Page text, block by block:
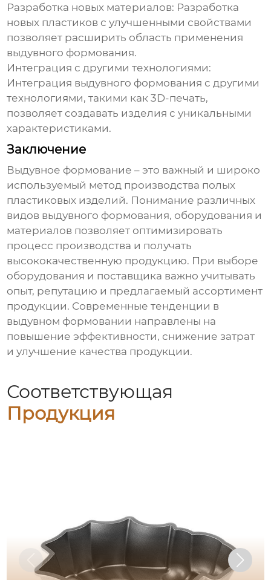
Разработка новых материалов: Разработка
новых пластиков с улучшенными свойствами
позволяет расширить область применения
выдувного формования.
Интеграция с другими технологиями:
Интеграция выдувного формования с другими
технологиями, такими как 3D-печать,
позволяет создавать изделия с уникальными
характеристиками.
Заключение
Выдувное формование – это важный и широко
используемый метод производства полых
пластиковых изделий. Понимание различных
видов выдувного формования, оборудования и
материалов позволяет оптимизировать
процесс производства и получать
высококачественную продукцию. При выборе
оборудования и поставщика важно учитывать
опыт, репутацию и предлагаемый ассортимент
продукции. Современные тенденции в
выдувном формовании направлены на
повышение эффективности, снижение затрат
и улучшение качества продукции.
Соответствующая
Продукция